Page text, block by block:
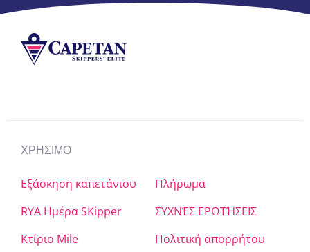
ΧΡΉΣΙΜΟ
Εξάσκηση καπετάνιου
Πλήρωμα
RYA Ημέρα SKipper
ΣΥΧΝΈΣ ΕΡΩΤΉΣΕΙΣ
Κτίριο Mile
Πολιτική απορρήτου